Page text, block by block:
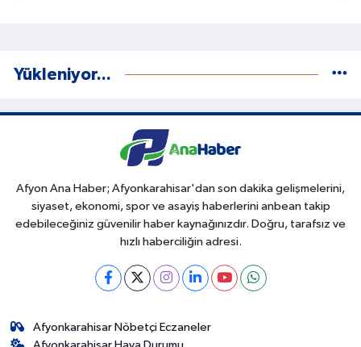
Yükleniyor...
Afyon Ana Haber; Afyonkarahisar'dan son dakika gelişmelerini,
siyaset, ekonomi, spor ve asayiş haberlerini anbean takip
edebileceğiniz güvenilir haber kaynağınızdır. Doğru, tarafsız ve
hızlı haberciliğin adresi.
Afyonkarahisar Nöbetçi Eczaneler
Afyonkarahisar Hava Durumu